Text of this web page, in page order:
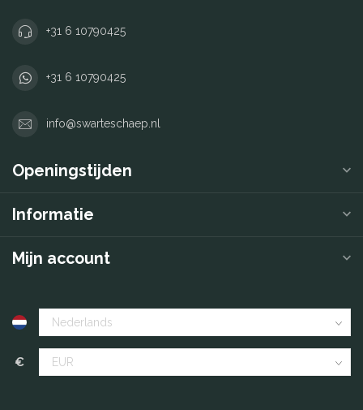
+31 6 10790425
+31 6 10790425
info@swarteschaep.nl
Openingstijden
Informatie
Mijn account
€